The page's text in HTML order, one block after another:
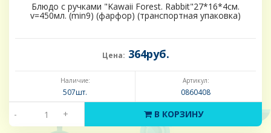
Блюдо с ручками "Kawaii Forest. Rabbit"27*16*4см.
v=450мл. (min9) (фарфор) (транспортная упаковка)
Цена: 364руб.
Наличие:
507шт.
Артикул:
0860408
- + В КОРЗИНУ